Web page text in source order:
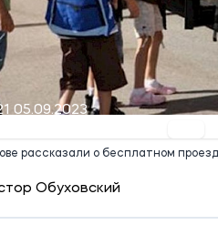
05.09.2023
рассказали о бесплатном
Обуховский